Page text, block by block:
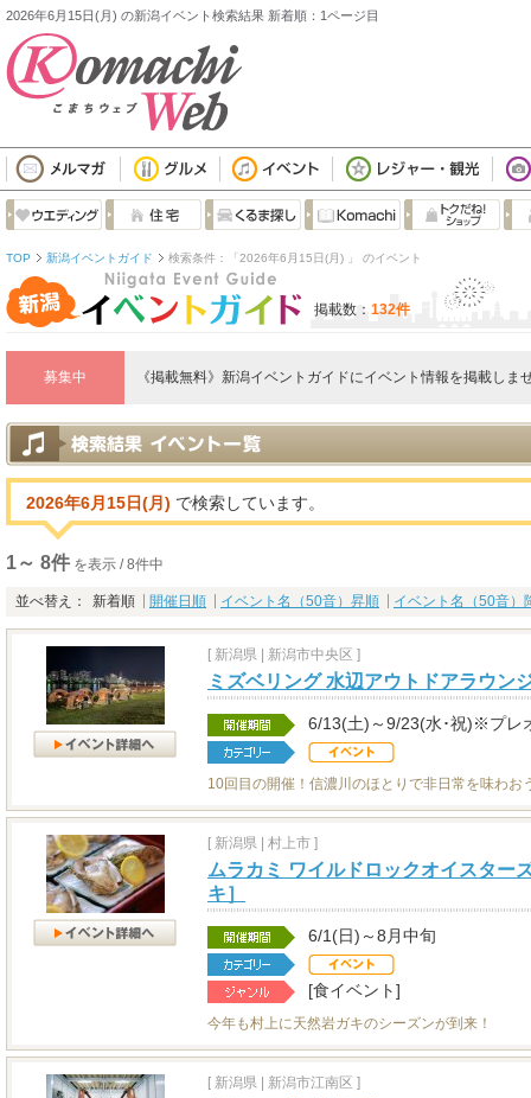
2026年6月15日(月) の新潟イベント検索結果 新着順：1ページ目
TOP 新潟イベントガイド 検索条件：「2026年6月15日(月) 」 のイベント
掲載数： 132件
募集中 《掲載無料》新潟イベントガイドにイベント情報を掲載しま
2026年6月15日(月) で検索しています。
1～ 8件 を表示 / 8件中
並べ替え： 新着順 開催日順 イベント名（50音）昇順 イベント名（50音）
[ 新潟県 新潟市中央区 ]
ミズベリング 水辺アウトドアラウン
6/13(土)～9/23(水･祝)※プレ
10回目の開催！信濃川のほとりで非日常を味わお
[ 新潟県 村上市 ]
ムラカミ ワイルドロックオイスター
キ］
6/1(日)～8月中旬
[食イベント]
今年も村上に天然岩ガキのシーズンが到来！
[ 新潟県 新潟市江南区 ]